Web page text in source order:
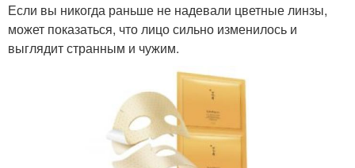
Если вы никогда раньше не надевали цветные линзы,
может показаться, что лицо сильно изменилось и
выглядит странным и чужим.